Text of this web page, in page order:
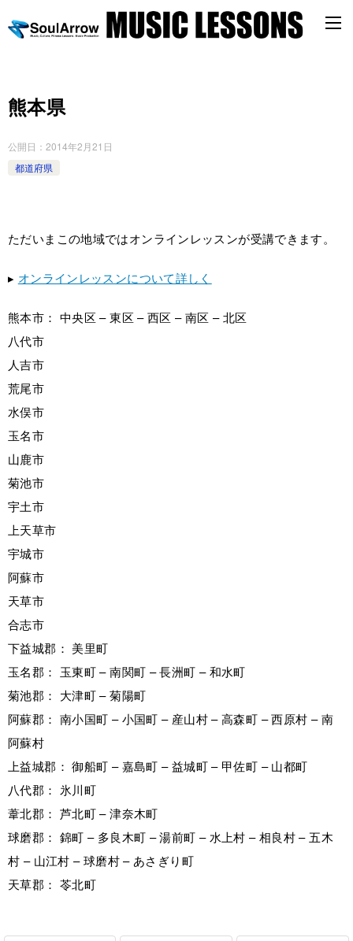
熊本県
公開日： 2014年2月21日
都道府県
ただいまこの地域ではオンラインレッスンが受講できます。
▸ オンラインレッスンについて詳しく
熊本市： 中央区 – 東区 – 西区 – 南区 – 北区
八代市
人吉市
荒尾市
水俣市
玉名市
山鹿市
菊池市
宇土市
上天草市
宇城市
阿蘇市
天草市
合志市
下益城郡： 美里町
玉名郡： 玉東町 – 南関町 – 長洲町 – 和水町
菊池郡： 大津町 – 菊陽町
阿蘇郡： 南小国町 – 小国町 – 産山村 – 高森町 – 西原村 – 南
阿蘇村
上益城郡： 御船町 – 嘉島町 – 益城町 – 甲佐町 – 山都町
八代郡： 氷川町
葦北郡： 芦北町 – 津奈木町
球磨郡： 錦町 – 多良木町 – 湯前町 – 水上村 – 相良村 – 五木
村 – 山江村 – 球磨村 – あさぎり町
天草郡： 苓北町